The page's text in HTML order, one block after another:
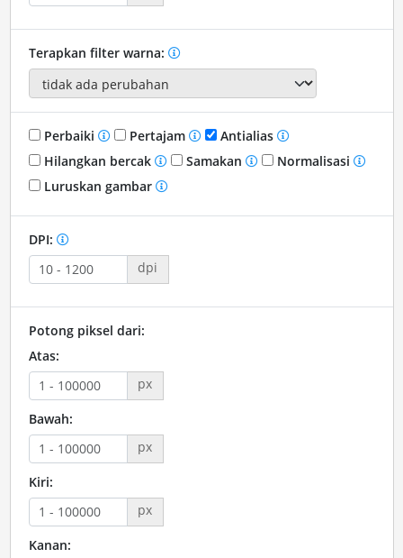
Terapkan filter warna:
Perbaiki Pertajam
Antialias
Hilangkan bercak
Samakan
Normalisasi
Luruskan gambar
DPI:
dpi
Potong piksel dari:
Atas:
px
Bawah:
px
Kiri:
px
Kanan: